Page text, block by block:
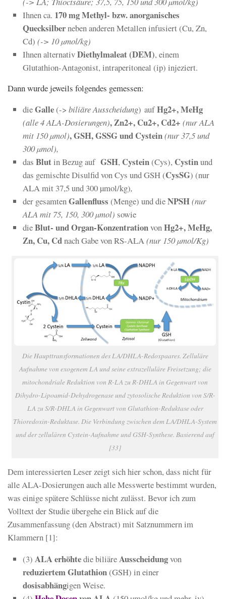
Ihnen ca. 170 mg Methyl- bzw. anorganisches
Quecksilberneben anderen Metallen infusiert (Cu, Zn,
Cd) (-> 10 µmol/kg)
Ihnen alternativDiethylmaleat (DEM), einem
Glutathion-Antagonist, intraperitoneal (ip) injeziert.
Dann wurde jeweils folgendes gemessen:
dieGalle(-> biliäreAusscheidung) aufHg2+, MeHg
(alle 4 ALA-Dosierungen), Zn2+, Cu2+, Cd2+ (nur ALA
mit 150 µmol), GSH, GSSG und Cystein(nur 37,5 und
300 µmol),
das Blutin Bezug auf GSH, Cystein(Cys), Cystinund
das gemischte Disulfid von Cys und GSH (CysSG) (nur
ALA mit 37,5 und 300 µmol/kg),
der gesamtenGallenfluss (Menge) und dieNPSH(nur
ALA mit 75, 150, 300 µmol) sowie
dieBlut- und Organ-KonzentrationvonHg2+, MeHg,
Zn, Cu, Cdnach Gabe von RS-ALA(nur 150 µmol/Kg)
Die Haupttransformationen des LA/DHLA-Redoxpaares. Zelluläre
Aufnahme von exogenem LA und seine extrazelluläre Freisetzung; die
mitochondriale Reduktion von R-LA zu R-DHLA in Gegenwart von
Dihydro-Lipoamid-Dehydrogenase und zytosolische Reduktion von S/R-
LA zu S/R-DHLA in Gegenwart von Glutathion-Reduktase oder
Thioredoxin-Reduktase. Die Verbindung zwischen dem LA/DHLA-System
und der zellulären Cystein-Aufnahme und GSH-Synthese. Basierend auf
[33]
Dem interessierten Leser zeigt sich hier schon, dass nicht für
alle ALA-Dosierungen auch alle Messwerte bestimmt wurden,
was einige spätere Schlüsse nicht zulässt. Bevor ich zum
Volltext der Studie übergehe ein Blick auf die
Zusammenfassung (den Abstract) mit Satznummern im
Klammern [1]:
(3) ALA erhöhtedie biliäreAusscheidungvon
reduziertem Glutathion(GSH) in einer
dosisabhängigen Weise.